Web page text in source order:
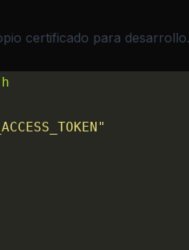
certificado para desarrollo.